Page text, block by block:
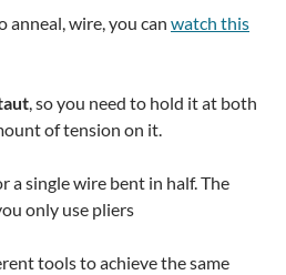
wire, you can watch this
, so you need to hold it at both
of tension on it.
a single wire bent in half. The
only use pliers
tools to achieve the same